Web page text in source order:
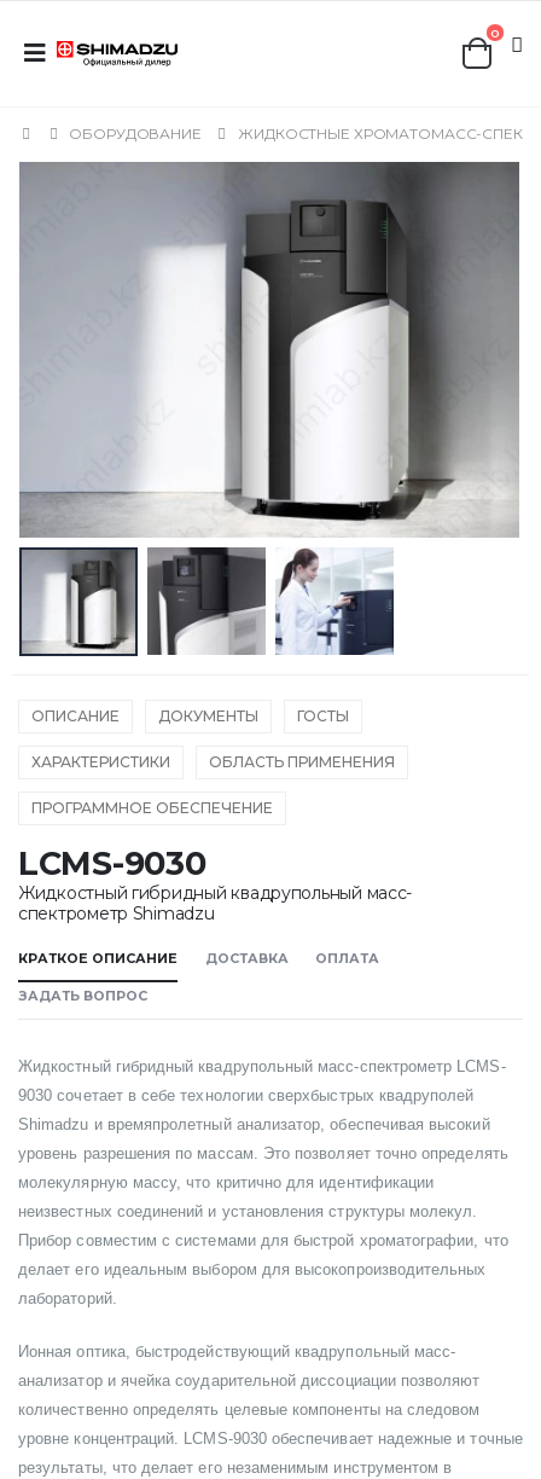
0
ОБОРУДОВАНИЕ ЖИДКОСТНЫЕ ХРОМАТОМАСС-
ОПИСАНИЕ ДОКУМЕНТЫ ГОСТЫ
ХАРАКТЕРИСТИКИ ОБЛАСТЬ ПРИМЕНЕНИЯ
ПРОГРАММНОЕ ОБЕСПЕЧЕНИЕ
LCMS-9030
Жидкостный гибридный квадрупольный масс-
спектрометр Shimadzu
КРАТКОЕ ОПИСАНИЕ ДОСТАВКА ОПЛАТА
ЗАДАТЬ ВОПРОС
Жидкостный гибридный квадрупольный масс-спектрометр LCMS-
9030 сочетает в себе технологии сверхбыстрых квадруполей
Shimadzu и времяпролетный анализатор, обеспечивая высокий
уровень разрешения по массам. Это позволяет точно определять
молекулярную массу, что критично для идентификации
неизвестных соединений и установления структуры молекул.
Прибор совместим с системами для быстрой хроматографии, что
делает его идеальным выбором для высокопроизводительных
лабораторий.
Ионная оптика, быстродействующий квадрупольный масс-
анализатор и ячейка соударительной диссоциации позволяют
количественно определять целевые компоненты на следовом
уровне концентраций. LCMS-9030 обеспечивает надежные и точные
результаты, что делает его незаменимым инструментом в